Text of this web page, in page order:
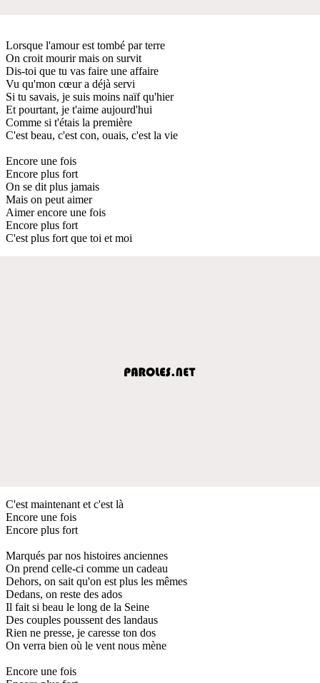
Lorsque l'amour est tombé par terre
On croit mourir mais on survit
Dis-toi que tu vas faire une affaire
Vu qu'mon cœur a déjà servi
Si tu savais, je suis moins naïf qu'hier
Et pourtant, je t'aime aujourd'hui
Comme si t'étais la première
C'est beau, c'est con, ouais, c'est la vie
Encore une fois
Encore plus fort
On se dit plus jamais
Mais on peut aimer
Aimer encore une fois
Encore plus fort
C'est plus fort que toi et moi
C'est maintenant et c'est là
Encore une fois
Encore plus fort
Marqués par nos histoires anciennes
On prend celle-ci comme un cadeau
Dehors, on sait qu'on est plus les mêmes
Dedans, on reste des ados
Il fait si beau le long de la Seine
Des couples poussent des landaus
Rien ne presse, je caresse ton dos
On verra bien où le vent nous mène
Encore une fois